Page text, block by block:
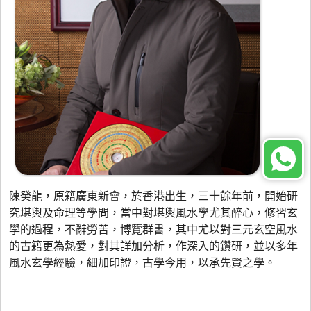
陳癸龍，原籍廣東新會，於香港出生，三十餘年前，開始研
究堪輿及命理等學問，當中對堪輿風水學尤其醉心，修習玄
學的過程，不辭勞苦，博覽群書，其中尤以對三元玄空風水
的古籍更為熱愛，對其詳加分析，作深入的鑽研，並以多年
風水玄學經驗，細加印證，古學今用，以承先賢之學。